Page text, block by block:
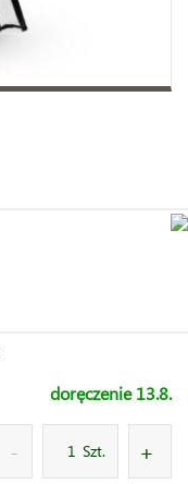
doręczenie 13.8.
Szt.